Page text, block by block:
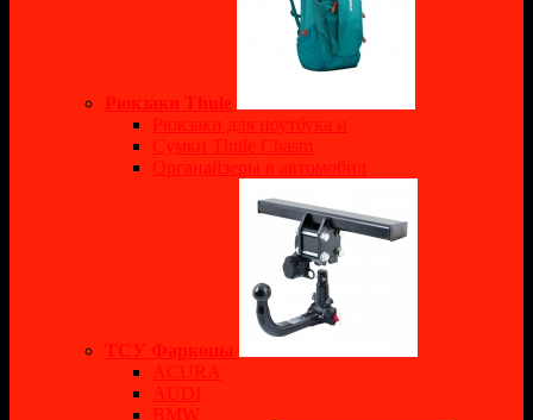
Рюкзаки Thule
Рюкзаки для ноутбука и
Сумки Thule Chasm
Органайзеры в автомобил
ТСУ Фаркопы
ACURA
AUDI
BMW